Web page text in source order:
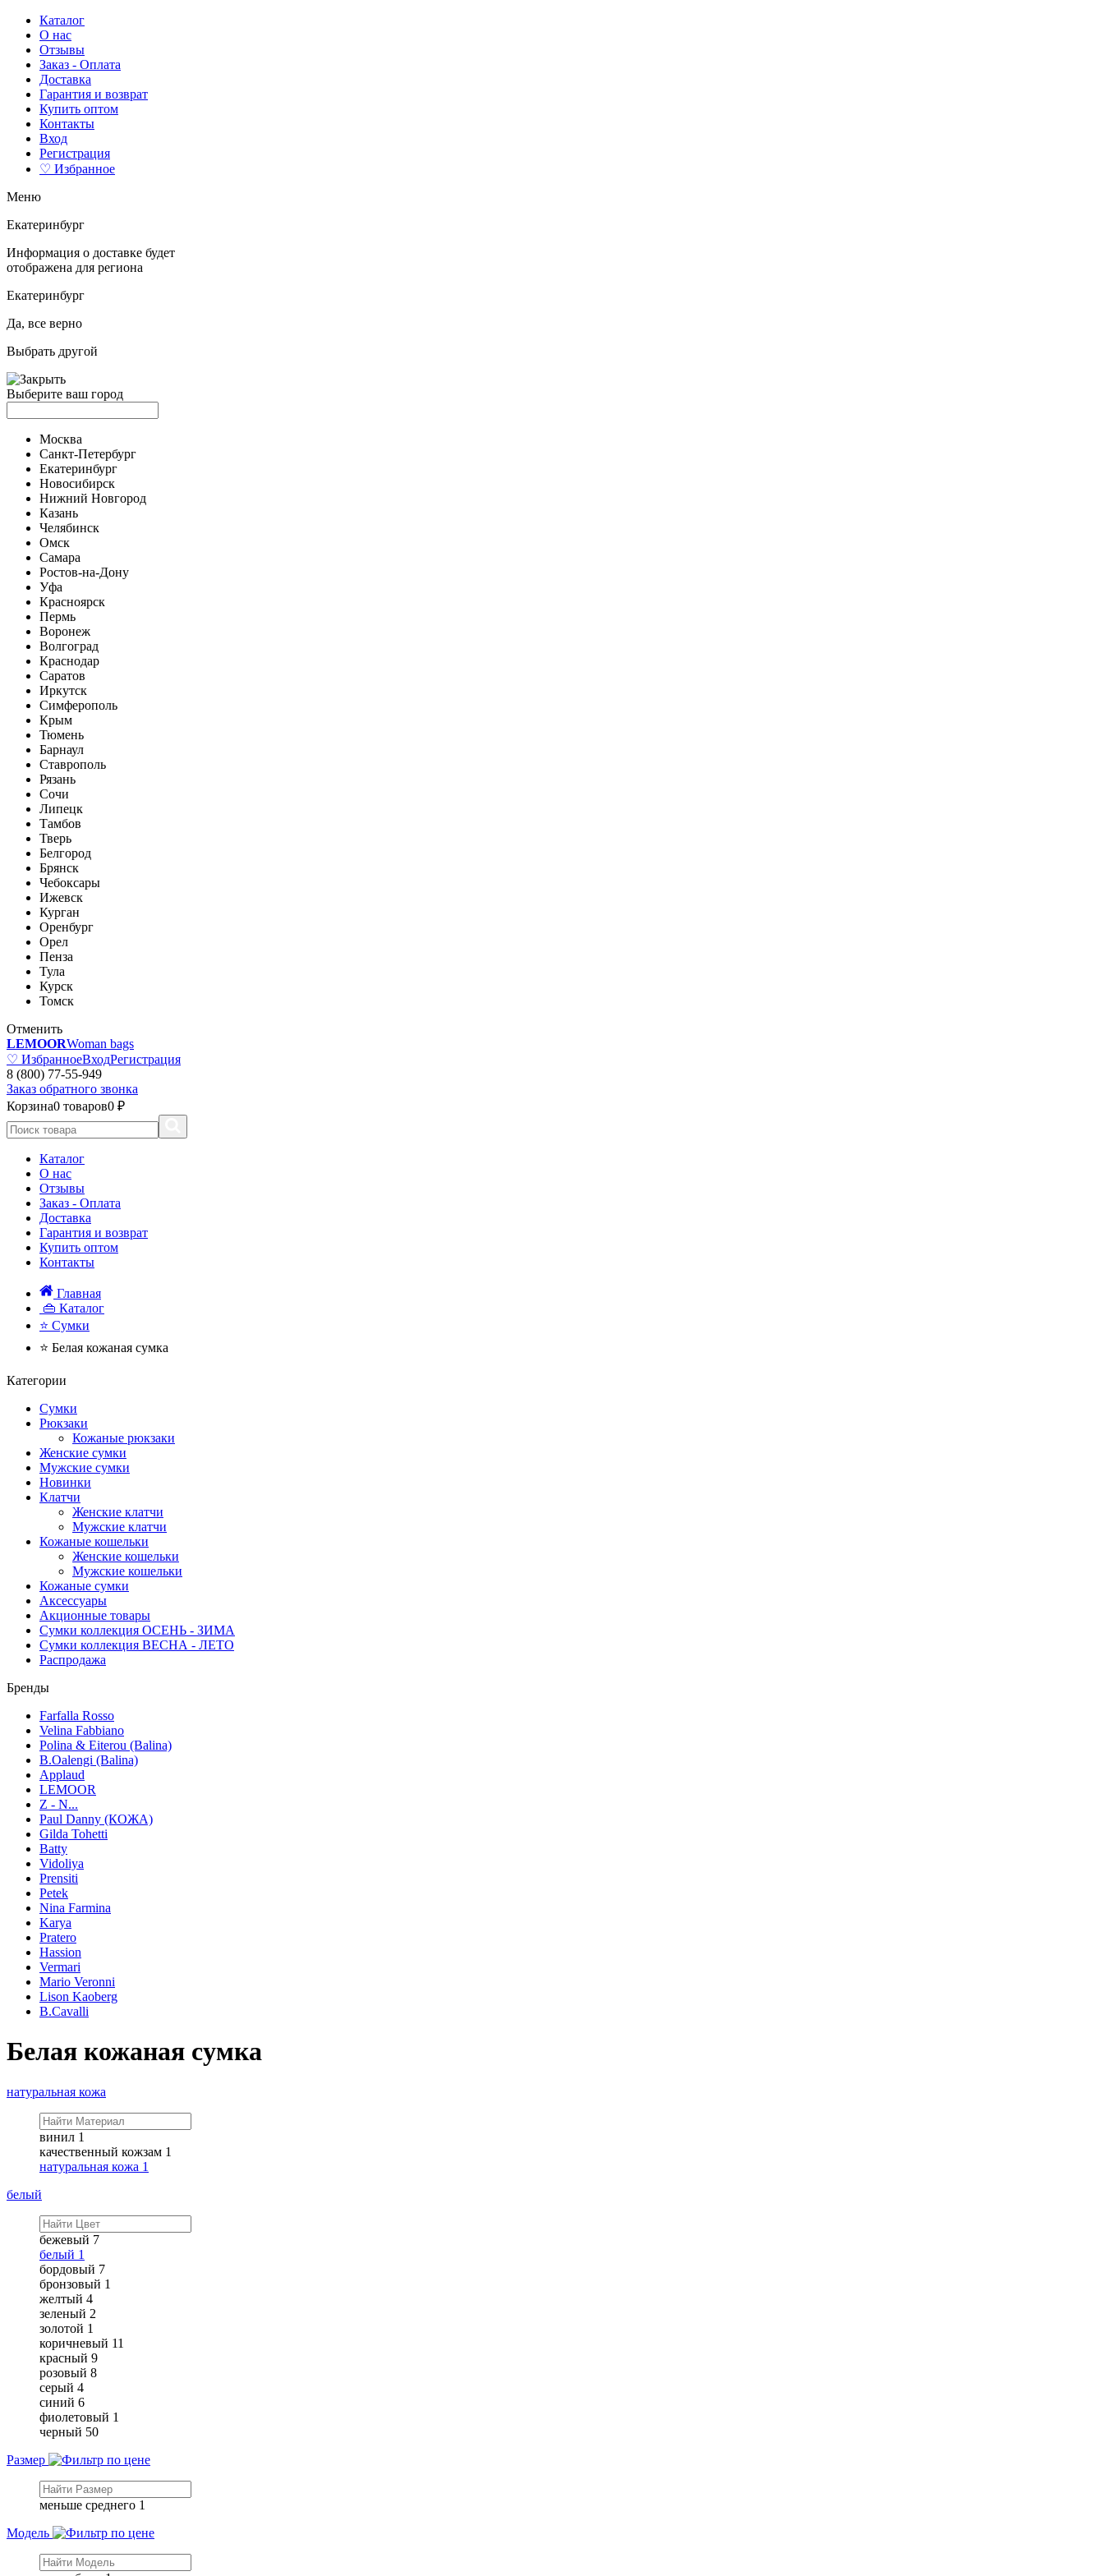
Каталог
О нас
Отзывы
Заказ - Оплата
Доставка
Гарантия и возврат
Купить оптом
Контакты
Вход
Регистрация
♡ Избранное
Меню
Екатеринбург
Информация о доставке будет
отображена для региона
Екатеринбург
Да, все верно
Выбрать другой
Выберите ваш город
Москва
Санкт-Петербург
Екатеринбург
Новосибирск
Нижний Новгород
Казань
Челябинск
Омск
Самара
Ростов-на-Дону
Уфа
Красноярск
Пермь
Воронеж
Волгоград
Краснодар
Саратов
Иркутск
Симферополь
Крым
Тюмень
Барнаул
Ставрополь
Рязань
Сочи
Липецк
Тамбов
Тверь
Белгород
Брянск
Чебоксары
Ижевск
Курган
Оренбург
Орел
Пенза
Тула
Курск
Томск
Отменить
LEMOORWoman bags
♡ ИзбранноеВходРегистрация
8 (800) 77-55-949
Заказ обратного звонка
Корзина0 товаров0 ₽
Каталог
О нас
Отзывы
Заказ - Оплата
Доставка
Гарантия и возврат
Купить оптом
Контакты
Главная
👜 Каталог
⭐ Сумки
⭐ Белая кожаная сумка
Категории
Сумки
Рюкзаки
Кожаные рюкзаки
Женские сумки
Мужские сумки
Новинки
Клатчи
Женские клатчи
Мужские клатчи
Кожаные кошельки
Женские кошельки
Мужские кошельки
Кожаные сумки
Аксессуары
Акционные товары
Сумки коллекция ОСЕНЬ - ЗИМА
Сумки коллекция ВЕСНА - ЛЕТО
Распродажа
Бренды
Farfalla Rosso
Velina Fabbiano
Polina & Eiterou (Balina)
B.Oalengi (Balina)
Applaud
LEMOOR
Z - N...
Paul Danny (КОЖА)
Gilda Tohetti
Batty
Vidoliya
Prensiti
Petek
Nina Farmina
Karya
Pratero
Hassion
Vermari
Mario Veronni
Lison Kaoberg
B.Cavalli
Белая кожаная сумка
натуральная кожа
винил 1
качественный кожзам 1
натуральная кожа 1
белый
бежевый 7
белый 1
бордовый 7
бронзовый 1
желтый 4
зеленый 2
золотой 1
коричневый 11
красный 9
розовый 8
серый 4
синий 6
фиолетовый 1
черный 50
Размер
меньше среднего 1
Модель